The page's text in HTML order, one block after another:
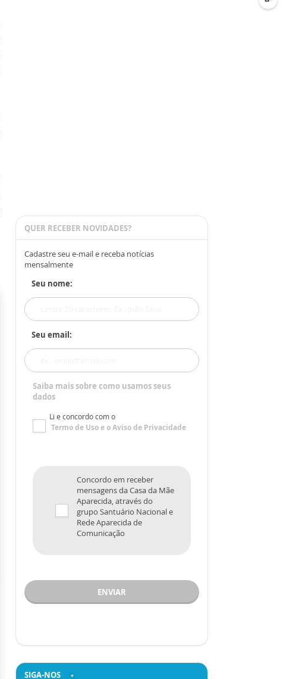
QUER RECEBER NOVIDADES?
Cadastre seu e-mail e receba notícias
mensalmente
Seu nome:
Seu email:
Saiba mais sobre como usamos seus
dados
Li e concordo com o
Termo de Usoe oAviso de Privacidade
Concordo em receber
mensagens da Casa da Mãe
Aparecida, através do
grupo Santuário Nacional e
Rede Aparecida de
Comunicação
ENVIAR
SIGA-NOS